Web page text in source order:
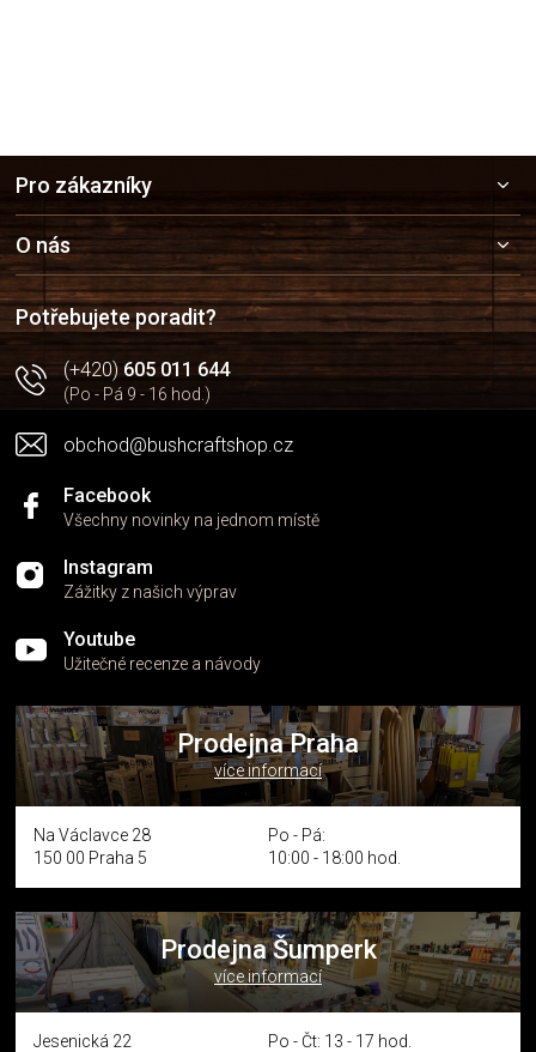
a
t
í
Pro zákazníky
O nás
Potřebujete poradit?
(+420)605 011 644
(Po - Pá 9 - 16 hod.)
obchod@bushcraftshop.cz
Facebook
Všechny novinky na jednom místě
Instagram
Zážitky z našich výprav
Youtube
Užitečné recenze a návody
Prodejna Praha
více informací
Na Václavce 28
150 00 Praha 5
Po - Pá:
10:00 - 18:00 hod.
Prodejna Šumperk
více informací
Jesenická 22
Po - Čt: 13 - 17 hod.